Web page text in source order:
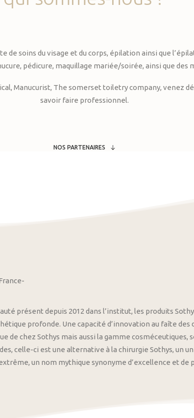
de soins du visage et du corps, épilation ainsi que
pédicure, maquillage mariée/soirée, ainsi que des
Manucurist, The somerset toiletry company, venez
savoir faire professionnel.
NOS PARTENAIRES
présent depuis 2012 dans l’institut, les produits
profonde. Une capacité d’innovation au faîte
de chez Sothys mais aussi la gamme
celle-ci est une alternative à la chirurgie Sothys, un
un nom mythique synonyme d’excellence et de